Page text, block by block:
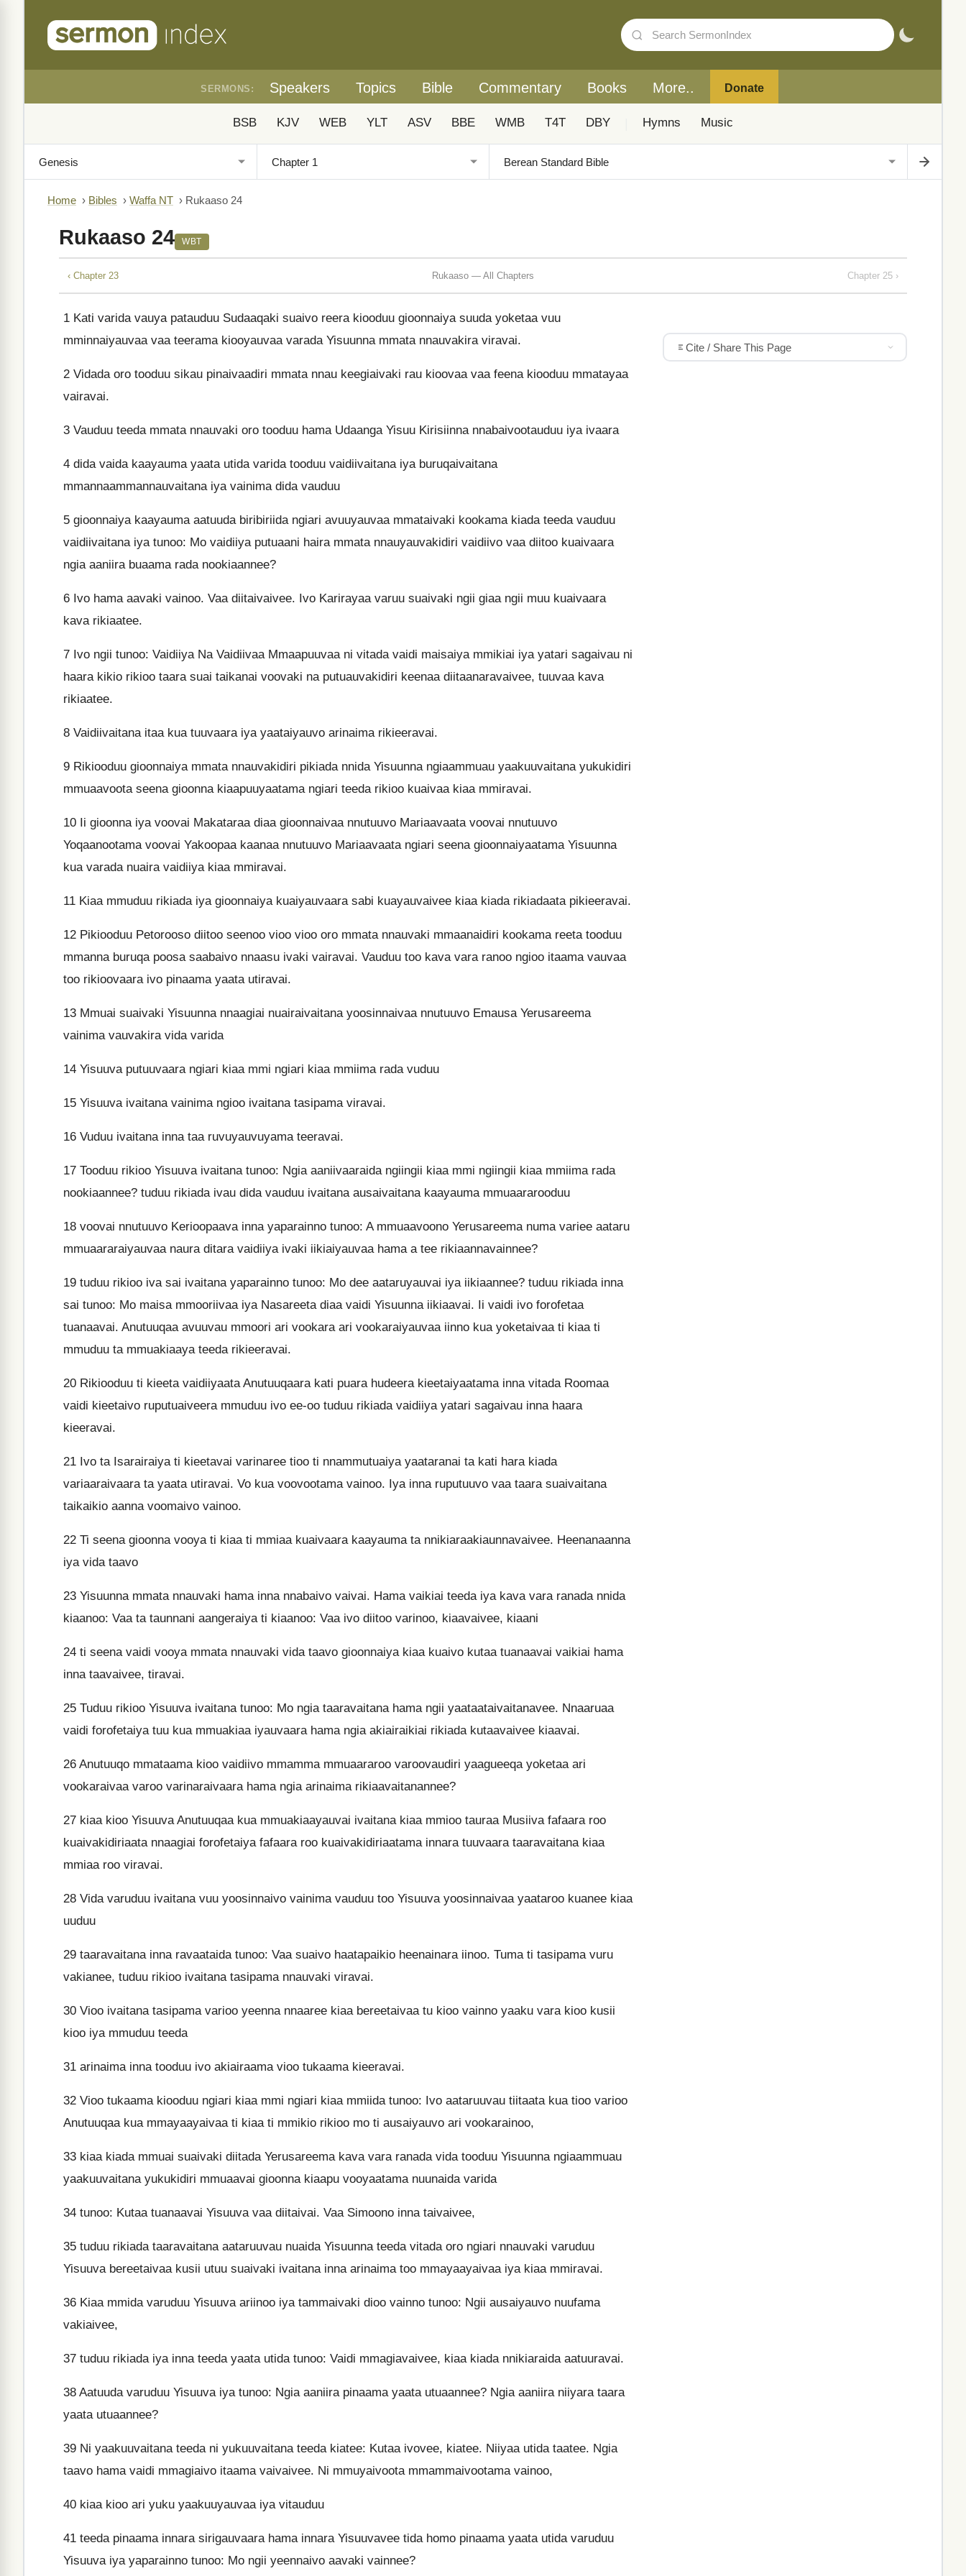
SERMONS: Speakers Topics Bible Commentary Books More.. Donate
BSB KJV WEB YLT ASV BBE WMB T4T DBY Hymns Music
Home › Bibles › Waffa NT › Rukaaso 24
Rukaaso 24 WBT
‹ Chapter 23 Rukaaso — All Chapters Chapter 25 ›
1 Kati varida vauya patauduu Sudaaqaki suaivo reera kiooduu gioonnaiya suuda yoketaa vuu
mminnaiyauvaa vaa teerama kiooyauvaa varada Yisuunna mmata nnauvakira viravai.
2 Vidada oro tooduu sikau pinaivaadiri mmata nnau keegiaivaki rau kioovaa vaa feena kiooduu mmatayaa
vairavai.
3 Vauduu teeda mmata nnauvaki oro tooduu hama Udaanga Yisuu Kirisiinna nnabaivootauduu iya ivaara
4 dida vaida kaayauma yaata utida varida tooduu vaidiivaitana iya buruqaivaitana
mmannaammannauvaitana iya vainima dida vauduu
5 gioonnaiya kaayauma aatuuda biribiriida ngiari avuuyauvaa mmataivaki kookama kiada teeda vauduu
vaidiivaitana iya tunoo: Mo vaidiiya putuaani haira mmata nnauyauvakidiri vaidiivo vaa diitoo kuaivaara
ngia aaniira buaama rada nookiaannee?
6 Ivo hama aavaki vainoo. Vaa diitaivaivee. Ivo Karirayaa varuu suaivaki ngii giaa ngii muu kuaivaara
kava rikiaatee.
7 Ivo ngii tunoo: Vaidiiya Na Vaidiivaa Mmaapuuvaa ni vitada vaidi maisaiya mmikiai iya yatari sagaivau ni
haara kikio rikioo taara suai taikanai voovaki na putuauvakidiri keenaa diitaanaravaivee, tuuvaa kava
rikiaatee.
8 Vaidiivaitana itaa kua tuuvaara iya yaataiyauvo arinaima rikieeravai.
9 Rikiooduu gioonnaiya mmata nnauvakidiri pikiada nnida Yisuunna ngiaammuau yaakuuvaitana yukukidiri
mmuaavoota seena gioonna kiaapuuyaatama ngiari teeda rikioo kuaivaa kiaa mmiravai.
10 Ii gioonna iya voovai Makataraa diaa gioonnaivaa nnutuuvo Mariaavaata voovai nnutuuvo
Yoqaanootama voovai Yakoopaa kaanaa nnutuuvo Mariaavaata ngiari seena gioonnaiyaatama Yisuunna
kua varada nuaira vaidiiya kiaa mmiravai.
11 Kiaa mmuduu rikiada iya gioonnaiya kuaiyauvaara sabi kuayauvaivee kiaa kiada rikiadaata pikieeravai.
12 Pikiooduu Petorooso diitoo seenoo vioo vioo oro mmata nnauvaki mmaanaidiri kookama reeta tooduu
mmanna buruqa poosa saabaivo nnaasu ivaki vairavai. Vauduu too kava vara ranoo ngioo itaama vauvaa
too rikioovaara ivo pinaama yaata utiravai.
13 Mmuai suaivaki Yisuunna nnaagiai nuairaivaitana yoosinnaivaa nnutuuvo Emausa Yerusareema
vainima vauvakira vida varida
14 Yisuuva putuuvaara ngiari kiaa mmi ngiari kiaa mmiima rada vuduu
15 Yisuuva ivaitana vainima ngioo ivaitana tasipama viravai.
16 Vuduu ivaitana inna taa ruvuyauvuyama teeravai.
17 Tooduu rikioo Yisuuva ivaitana tunoo: Ngia aaniivaaraida ngiingii kiaa mmi ngiingii kiaa mmiima rada
nookiaannee? tuduu rikiada ivau dida vauduu ivaitana ausaivaitana kaayauma mmuaararooduu
18 voovai nnutuuvo Kerioopaava inna yaparainno tunoo: A mmuaavoono Yerusareema numa variee aataru
mmuaararaiyauvaa naura ditara vaidiiya ivaki iikiaiyauvaa hama a tee rikiaannavainnee?
19 tuduu rikioo iva sai ivaitana yaparainno tunoo: Mo dee aataruyauvai iya iikiaannee? tuduu rikiada inna
sai tunoo: Mo maisa mmooriivaa iya Nasareeta diaa vaidi Yisuunna iikiaavai. Ii vaidi ivo forofetaa
tuanaavai. Anutuuqaa avuuvau mmoori ari vookara ari vookaraiyauvaa iinno kua yoketaivaa ti kiaa ti
mmuduu ta mmuakiaaya teeda rikieeravai.
20 Rikiooduu ti kieeta vaidiiyaata Anutuuqaara kati puara hudeera kieetaiyaatama inna vitada Roomaa
vaidi kieetaivo ruputuaiveera mmuduu ivo ee-oo tuduu rikiada vaidiiya yatari sagaivau inna haara
kieeravai.
21 Ivo ta Isarairaiya ti kieetavai varinaree tioo ti nnammutuaiya yaataranai ta kati hara kiada
variaaraivaara ta yaata utiravai. Vo kua voovootama vainoo. Iya inna ruputuuvo vaa taara suaivaitana
taikaikio aanna voomaivo vainoo.
22 Ti seena gioonna vooya ti kiaa ti mmiaa kuaivaara kaayauma ta nnikiaraakiaunnavaivee. Heenanaanna
iya vida taavo
23 Yisuunna mmata nnauvaki hama inna nnabaivo vaivai. Hama vaikiai teeda iya kava vara ranada nnida
kiaanoo: Vaa ta taunnani aangeraiya ti kiaanoo: Vaa ivo diitoo varinoo, kiaavaivee, kiaani
24 ti seena vaidi vooya mmata nnauvaki vida taavo gioonnaiya kiaa kuaivo kutaa tuanaavai vaikiai hama
inna taavaivee, tiravai.
25 Tuduu rikioo Yisuuva ivaitana tunoo: Mo ngia taaravaitana hama ngii yaataataivaitanavee. Nnaaruaa
vaidi forofetaiya tuu kua mmuakiaa iyauvaara hama ngia akiairaikiai rikiada kutaavaivee kiaavai.
26 Anutuuqo mmataama kioo vaidiivo mmamma mmuaararoo varoovaudiri yaagueeqa yoketaa ari
vookaraivaa varoo varinaraivaara hama ngia arinaima rikiaavaitanannee?
27 kiaa kioo Yisuuva Anutuuqaa kua mmuakiaayauvai ivaitana kiaa mmioo tauraa Musiiva fafaara roo
kuaivakidiriaata nnaagiai forofetaiya fafaara roo kuaivakidiriaatama innara tuuvaara taaravaitana kiaa
mmiaa roo viravai.
28 Vida varuduu ivaitana vuu yoosinnaivo vainima vauduu too Yisuuva yoosinnaivaa yaataroo kuanee kiaa
uuduu
29 taaravaitana inna ravaataida tunoo: Vaa suaivo haatapaikio heenainara iinoo. Tuma ti tasipama vuru
vakianee, tuduu rikioo ivaitana tasipama nnauvaki viravai.
30 Vioo ivaitana tasipama varioo yeenna nnaaree kiaa bereetaivaa tu kioo vainno yaaku vara kioo kusii
kioo iya mmuduu teeda
31 arinaima inna tooduu ivo akiairaama vioo tukaama kieeravai.
32 Vioo tukaama kiooduu ngiari kiaa mmi ngiari kiaa mmiida tunoo: Ivo aataruuvau tiitaata kua tioo varioo
Anutuuqaa kua mmayaayaivaa ti kiaa ti mmikio rikioo mo ti ausaiyauvo ari vookarainoo,
33 kiaa kiada mmuai suaivaki diitada Yerusareema kava vara ranada vida tooduu Yisuunna ngiaammuau
yaakuuvaitana yukukidiri mmuaavai gioonna kiaapu vooyaatama nuunaida varida
34 tunoo: Kutaa tuanaavai Yisuuva vaa diitaivai. Vaa Simoono inna taivaivee,
35 tuduu rikiada taaravaitana aataruuvau nuaida Yisuunna teeda vitada oro ngiari nnauvaki varuduu
Yisuuva bereetaivaa kusii utuu suaivaki ivaitana inna arinaima too mmayaayaivaa iya kiaa mmiravai.
36 Kiaa mmida varuduu Yisuuva ariinoo iya tammaivaki dioo vainno tunoo: Ngii ausaiyauvo nuufama
vakiaivee,
37 tuduu rikiada iya inna teeda yaata utida tunoo: Vaidi mmagiavaivee, kiaa kiada nnikiaraida aatuuravai.
38 Aatuuda varuduu Yisuuva iya tunoo: Ngia aaniira pinaama yaata utuaannee? Ngia aaniira niiyara taara
yaata utuaannee?
39 Ni yaakuuvaitana teeda ni yukuuvaitana teeda kiatee: Kutaa ivovee, kiatee. Niiyaa utida taatee. Ngia
taavo hama vaidi mmagiaivo itaama vaivaivee. Ni mmuyaivoota mmammaivootama vainoo,
40 kiaa kioo ari yuku yaakuuyauvaa iya vitauduu
41 teeda pinaama innara sirigauvaara hama innara Yisuuvavee tida homo pinaama yaata utida varuduu
Yisuuva iya yaparainno tunoo: Mo ngii yeennaivo aavaki vainnee?
Cite / Share This Page